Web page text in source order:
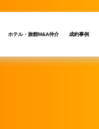
ホテル・旅館M&A仲介 成約事例